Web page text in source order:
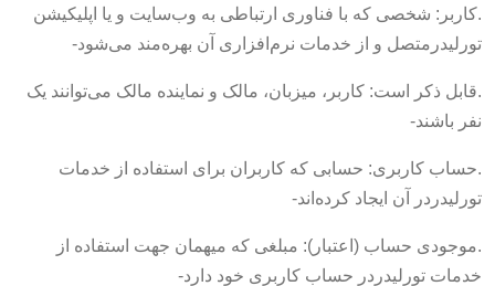
.کاربر: شخصی که با فناوری ارتباطی به وب‌سایت و یا اپلیکیشن
تورلیدرمتصل و از خدمات نرم‌افزاری آن بهره‌مند می‌شود-
.قابل ذکر است: کاربر، میزبان، مالک و نماینده مالک می‌توانند یک
نفر باشند-
.حساب کاربری: حسابی که کاربران برای استفاده از خدمات
تورلیدردر آن ایجاد کرده‌اند-
.موجودی حساب (اعتبار): مبلغی که میهمان جهت استفاده از
خدمات تورلیدردر حساب کاربری خود دارد-